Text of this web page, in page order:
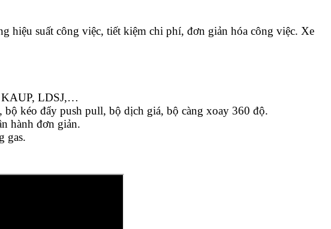
hiệu suất công việc, tiết kiệm chi phí, đơn giản hóa công việc. Xe
KAUP, LDSJ,…
kéo đẩy push pull, bộ dịch giá, bộ càng xoay 360 độ.
hành đơn giản.
gas.